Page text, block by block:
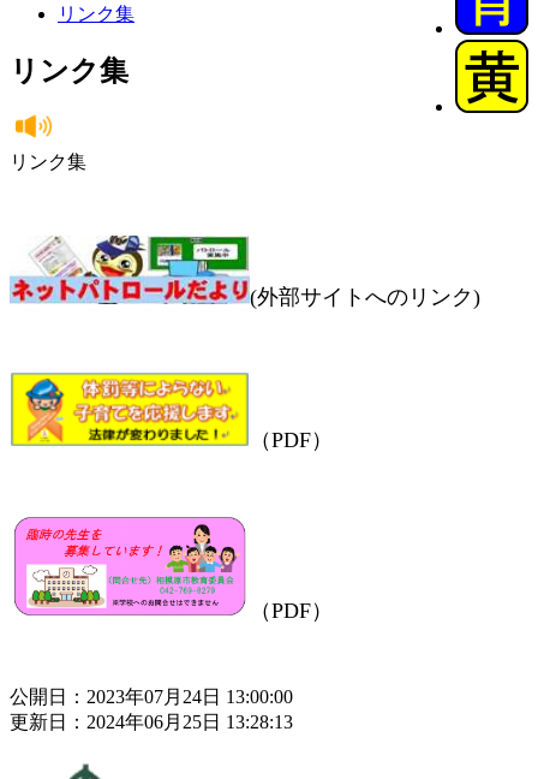
リンク集
リンク集
リンク集
(外部サイトへのリンク)
（PDF）
（PDF）
公開日：2023年07月24日 13:00:00
更新日：2024年06月25日 13:28:13